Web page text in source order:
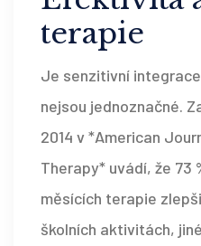
terapie
Je senzitivní
nejsou jednoznačné.
2014 v *American
Therapy* uvádí, že 73
měsících terapie
školních aktivitách,